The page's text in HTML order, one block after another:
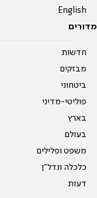
English
מדורים
חדשות
מבזקים
ביטחוני
פוליטי-מדיני
בארץ
בעולם
משפט ופלילים
כלכלה ונדל"ן
דעות